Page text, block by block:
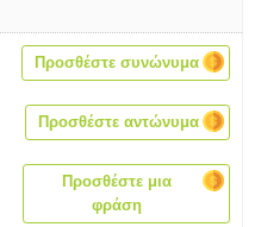
Προσθέστε συνώνυμα
Προσθέστε αντώνυμα
Προσθέστε μια
φράση